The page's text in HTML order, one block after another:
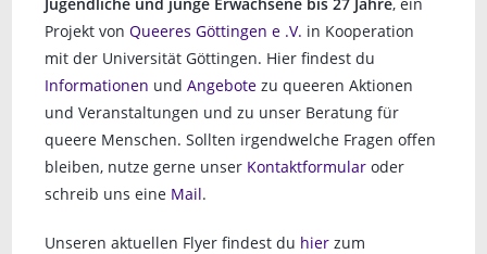
Projekt vonQueeres Göttingen e .V. in Kooperation
mit der Universität Göttingen. Hier findest du
Informationen undAngebote zu queeren Aktionen
und Veranstaltungen und zu unser Beratung für
queere Menschen. Sollten irgendwelche Fragen offen
bleiben, nutze gerne unser Kontaktformular oder
schreib uns eine Mail.
Unseren aktuellen Flyer findest du hier zum